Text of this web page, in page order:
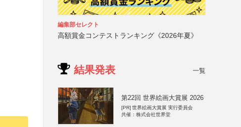
編集部セレクト
高額賞金コンテストランキング《2026年夏》
結果発表 一覧
第22回 世界絵画大賞展 2026
[PR] 世界絵画大賞展 実行委員会
共催：株式会社世界堂